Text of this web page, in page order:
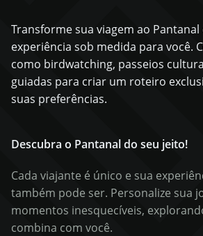
Transforme sua viagem ao Pantanal
experiência sob medida para você.
como birdwatching, passeios
guiadas para criar um roteiro
suas preferências.
Descubra o Pantanal do seu jeito!
Cada viajante é único e sua
também pode ser. Personalize sua
momentos inesquecíveis,
combina com você.